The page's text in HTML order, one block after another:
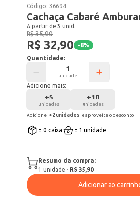
Código:36694
Cachaça Cabaré
A partir de 3 unid.
R$ 35,90
R$ 32,90 -8%
Quantidade:
unidade
Adicione mais:
+5
unidades
+10
unidades
Adicione +2 unidades e aproveite o desconto
= 0 caixa = 1 unidade
Resumo da compra:
1 unidade · R$ 35,90
Adicionar ao